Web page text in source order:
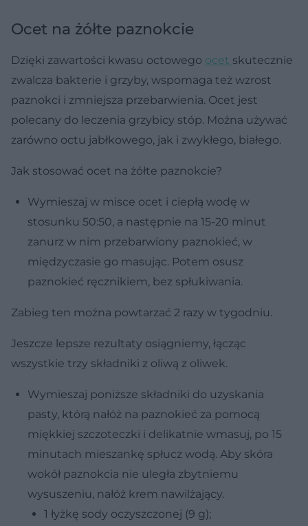
Ocet na żółte paznokcie
Dzięki zawartości kwasu octowego ocet skutecznie
zwalcza bakterie i grzyby, wspomaga też wzrost
paznokci i zmniejsza przebarwienia. Ocet jest
polecany do leczenia grzybicy stóp. Można używać
zarówno octu jabłkowego, jak i zwykłego, białego.
Jak stosować ocet na żółte paznokcie?
Wymieszaj w misce ocet i ciepłą wodę w
stosunku 50:50, a następnie na 15-20 minut
zanurz w nim przebarwiony paznokieć, w
międzyczasie go masując. Potem osusz
paznokieć ręcznikiem, bez spłukiwania.
Zabieg ten można powtarzać 2 razy w tygodniu.
Jeszcze lepsze rezultaty osiągniemy, łącząc
wszystkie trzy składniki z oliwą z oliwek.
Wymieszaj poniższe składniki do uzyskania
pasty, którą nałóż na paznokieć za pomocą
miękkiej szczoteczki i delikatnie wmasuj, po 15
minutach mieszankę spłucz wodą. Aby skóra
wokół paznokcia nie uległa zbytniemu
wysuszeniu, nałóż krem nawilżający.
1 łyżkę sody oczyszczonej (9 g);